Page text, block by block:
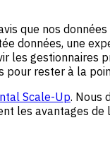
que nos
données, une
les gestionnaires
pour rester à la
Scale-Up. Nous
les avantages